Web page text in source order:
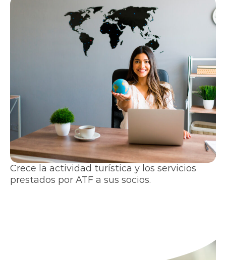
Crece la actividad turística y los servicios
prestados por ATF a sus socios.